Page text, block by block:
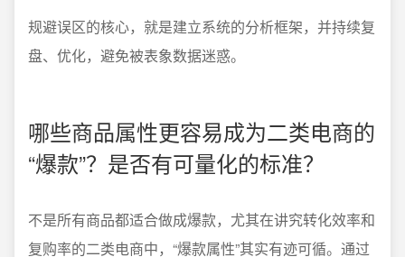
规避误区的核心，就是建立系统的分析框架，并持续复
盘、优化，避免被表象数据迷惑。
哪些商品属性更容易成为二类电商的
“爆款”？是否有可量化的标准？
不是所有商品都适合做成爆款，尤其在讲究转化效率和
复购率的二类电商中，“爆款属性”其实有迹可循。通过